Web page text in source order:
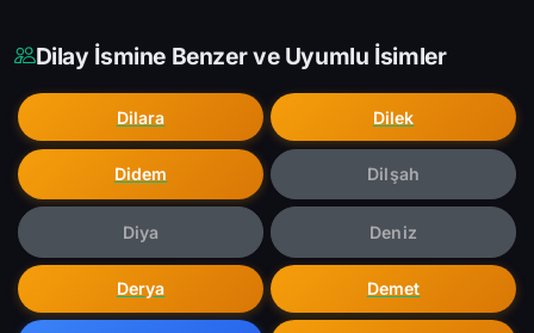
Dilay İsmine Benzer ve Uyumlu İsimler
Dilara Dilek
Didem Dilşah
Diya Deniz
Derya Demet